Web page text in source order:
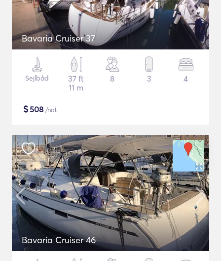
Bavaria Cruiser 37
Sejlbåd
37 ft
11 m
8 3 4
$508 /nat
Bavaria Cruiser 46